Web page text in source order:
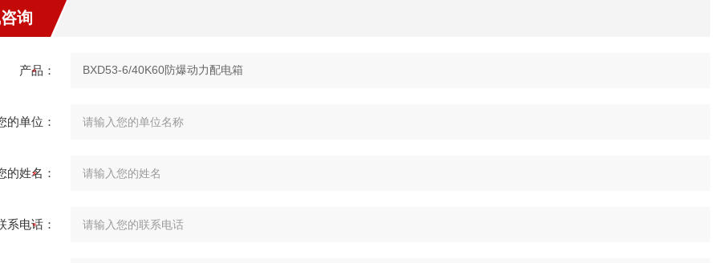
询
产品：
的单位：
的姓名：
系电话：